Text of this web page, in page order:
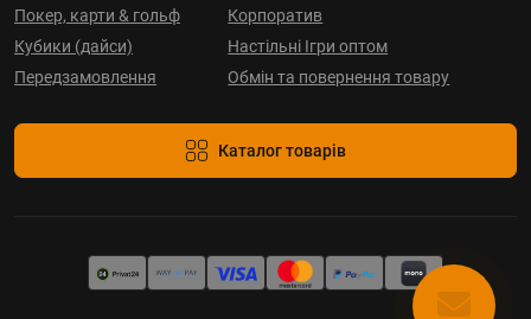
Покер, карти & гольф
Кубики (дайси)
Передзамовлення
Корпоратив
Настільні Ігри оптом
Обмін та повернення товару
Каталог товарів